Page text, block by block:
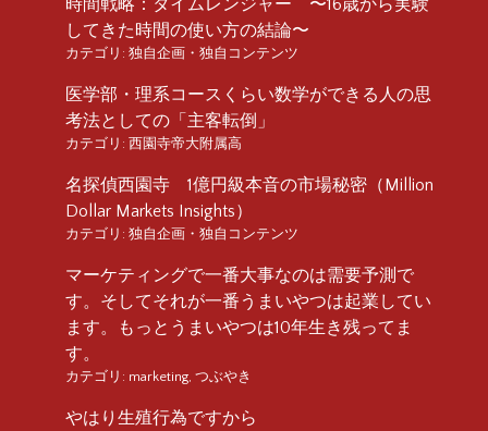
時間戦略：タイムレンジャー 〜16歳から実験
してきた時間の使い方の結論〜
カテゴリ: 独自企画・独自コンテンツ
医学部・理系コースくらい数学ができる人の思
考法としての「主客転倒」
カテゴリ: 西園寺帝大附属高
名探偵西園寺 1億円級本音の市場秘密（Million
Dollar Markets Insights）
カテゴリ: 独自企画・独自コンテンツ
マーケティングで一番大事なのは需要予測で
す。そしてそれが一番うまいやつは起業してい
ます。もっとうまいやつは10年生き残ってま
す。
カテゴリ: marketing, つぶやき
やはり生殖行為ですから